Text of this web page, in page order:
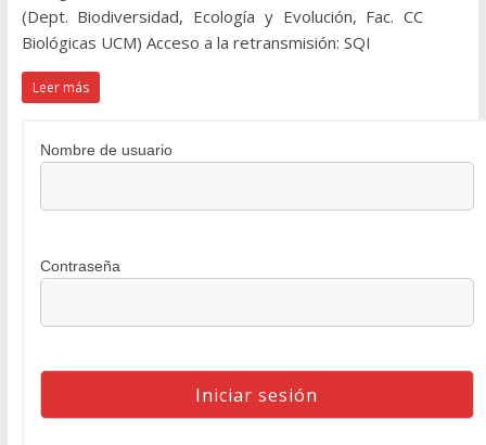
(Dept. Biodiversidad, Ecología y Evolución, Fac. CC
Biológicas UCM) Acceso a la retransmisión: SQI
Leer más
Nombre de usuario
Contraseña